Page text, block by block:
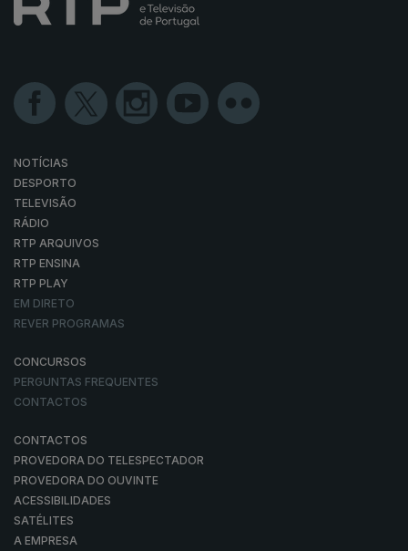
NOTÍCIAS
DESPORTO
TELEVISÃO
RÁDIO
RTP ARQUIVOS
RTP ENSINA
RTP PLAY
EM DIRETO
REVER PROGRAMAS
CONCURSOS
PERGUNTAS FREQUENTES
CONTACTOS
CONTACTOS
PROVEDORA DO TELESPECTADOR
PROVEDORA DO OUVINTE
ACESSIBILIDADES
SATÉLITES
A EMPRESA